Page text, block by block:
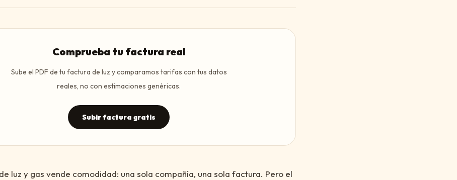
Comprueba tu factura real
Sube el PDF de tu factura de luz y comparamos tarifas con tus datos
reales, no con estimaciones genéricas.
Subir factura gratis
luz y gas vende comodidad: una sola compañía, una sola factura. Pero el